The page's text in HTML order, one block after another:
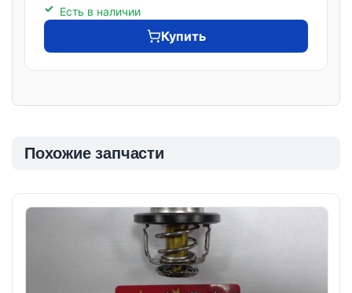
Есть в наличии
Купить
Похожие запчасти